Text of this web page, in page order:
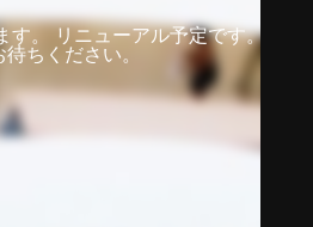
。 リニューアル予定です。 しば
待ちください。